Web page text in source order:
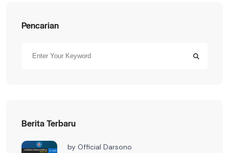
Pencarian
Berita Terbaru
by Official Darsono